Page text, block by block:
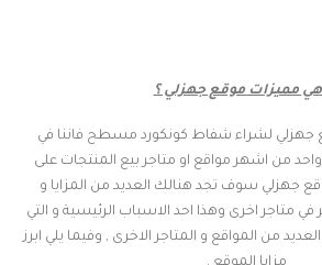
هي مميزات موقع جهزلي ؟
جهزلي لشراء شفاط كونكورد مسطح فاننا في
من اشهر مواقع او متاجر بيع المنتجات على
جهزلي سوف تجد هنالك العديد من المزايا و
متاجر اخرى وهذا احد الاسباب الرئيسية و التي
من المواقع و المتاجر الاخرى , وفيما يلي ابرز